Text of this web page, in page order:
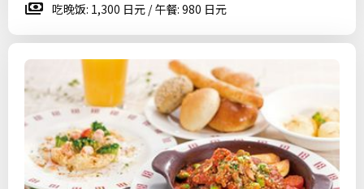
吃晚饭: 1,300 日元 / 午餐: 980 日元